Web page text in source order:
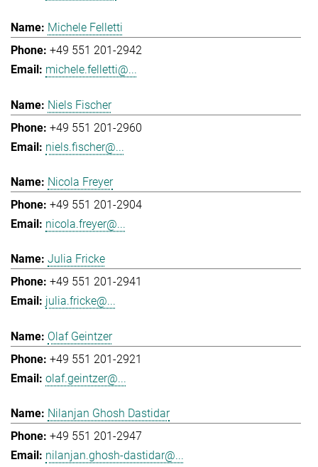
Michele Felletti
+49 551 201-2942
michele.felletti@...
Niels Fischer
+49 551 201-2960
niels.fischer@...
Nicola Freyer
+49 551 201-2904
nicola.freyer@...
Julia Fricke
+49 551 201-2941
julia.fricke@...
Olaf Geintzer
+49 551 201-2921
olaf.geintzer@...
Nilanjan Ghosh Dastidar
+49 551 201-2947
nilanjan.ghosh-dastidar@...